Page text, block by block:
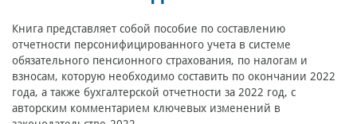
Книга представляет собой пособие по составлению
отчетности персонифицированного учета в системе
обязательного пенсионного страхования, по налогам и
взносам, которую необходимо составить по окончании 2022
года, а также бухгалтерской отчетности за 2022 год, с
авторским комментарием ключевых изменений в